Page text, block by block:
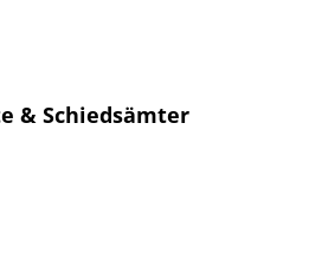
& Schiedsämter